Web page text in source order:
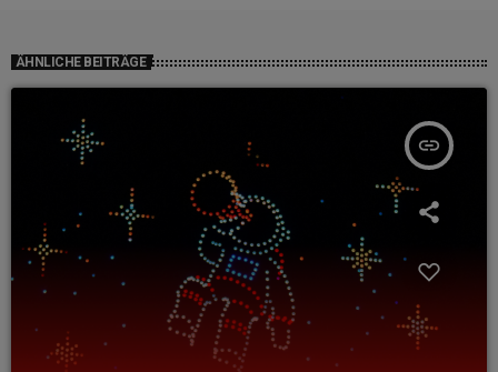
ÄHNLICHE BEITRÄGE
insert_link